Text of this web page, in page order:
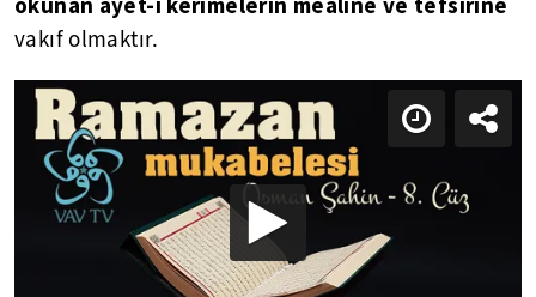
vakıf olmaktır.